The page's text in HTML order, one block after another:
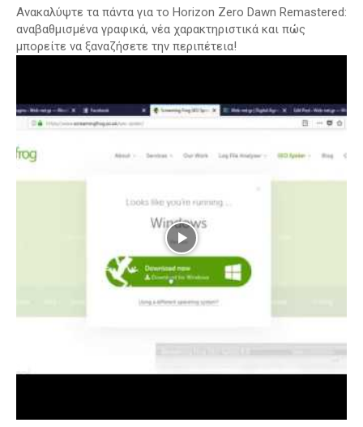
Ανακαλύψτε τα πάντα για το Horizon Zero Dawn Remastered:
αναβαθμισμένα γραφικά, νέα χαρακτηριστικά και πώς
μπορείτε να ξαναζήσετε την περιπέτεια!